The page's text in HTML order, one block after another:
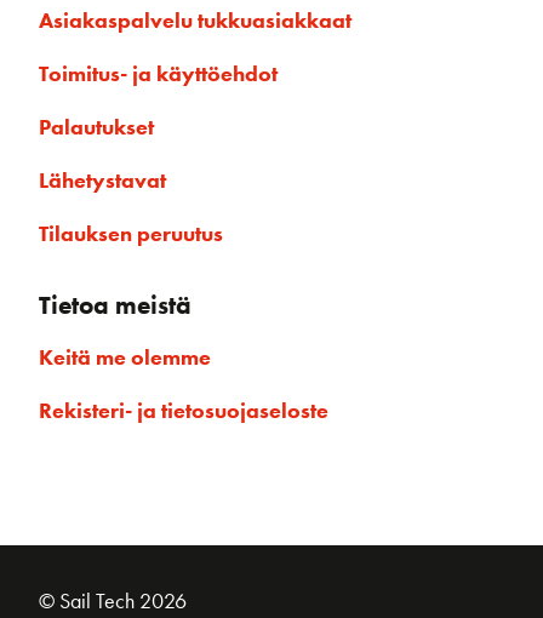
Asiakaspalvelu tukkuasiakkaat
Toimitus- ja käyttöehdot
Palautukset
Lähetystavat
Tilauksen peruutus
Tietoa meistä
Keitä me olemme
Rekisteri- ja tietosuojaseloste
© Sail Tech 2026